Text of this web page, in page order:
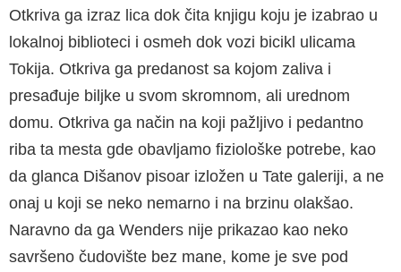
Otkriva ga izraz lica dok čita knjigu koju je izabrao u
lokalnoj biblioteci i osmeh dok vozi bicikl ulicama
Tokija. Otkriva ga predanost sa kojom zaliva i
presađuje biljke u svom skromnom, ali urednom
domu. Otkriva ga način na koji pažljivo i pedantno
riba ta mesta gde obavljamo fiziološke potrebe, kao
da glanca Dišanov pisoar izložen u Tate galeriji, a ne
onaj u koji se neko nemarno i na brzinu olakšao.
Naravno da ga Wenders nije prikazao kao neko
savršeno čudovište bez mane, kome je sve pod